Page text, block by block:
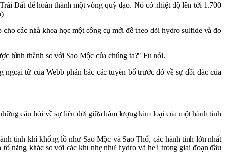
Đất để hoàn thành một vòng quỹ đạo. Nó có nhiệt độ lên tới 1.700
các nhà khoa học một công cụ mới để theo dõi hydro sulfide và đo
hình thành so với Sao Mộc của chúng ta?" Fu nói.
từ của Webb phản bác các tuyên bố trước đó về sự dồi dào của
câu hỏi về sự liên đới giữa hàm lượng kim loại của một hành tinh
tinh khí khổng lồ như Sao Mộc và Sao Thổ, các hành tinh lớn nhất
nặng khác so với các khí nhẹ như hydro và heli trong giai đoạn đầu